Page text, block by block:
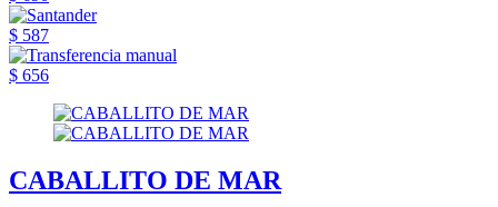
$ 587
$ 656
CABALLITO DE MAR